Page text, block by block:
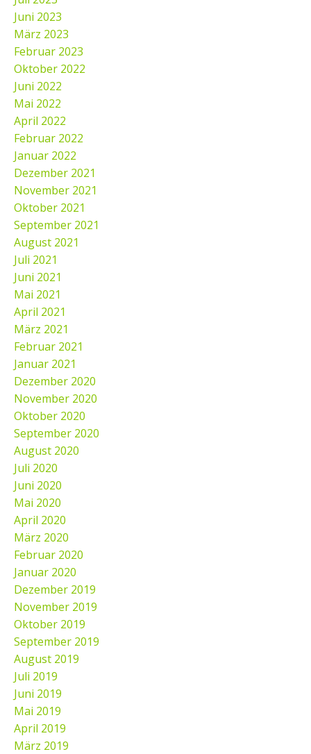
Juni 2023
März 2023
Februar 2023
Oktober 2022
Juni 2022
Mai 2022
April 2022
Februar 2022
Januar 2022
Dezember 2021
November 2021
Oktober 2021
September 2021
August 2021
Juli 2021
Juni 2021
Mai 2021
April 2021
März 2021
Februar 2021
Januar 2021
Dezember 2020
November 2020
Oktober 2020
September 2020
August 2020
Juli 2020
Juni 2020
Mai 2020
April 2020
März 2020
Februar 2020
Januar 2020
Dezember 2019
November 2019
Oktober 2019
September 2019
August 2019
Juli 2019
Juni 2019
Mai 2019
April 2019
März 2019